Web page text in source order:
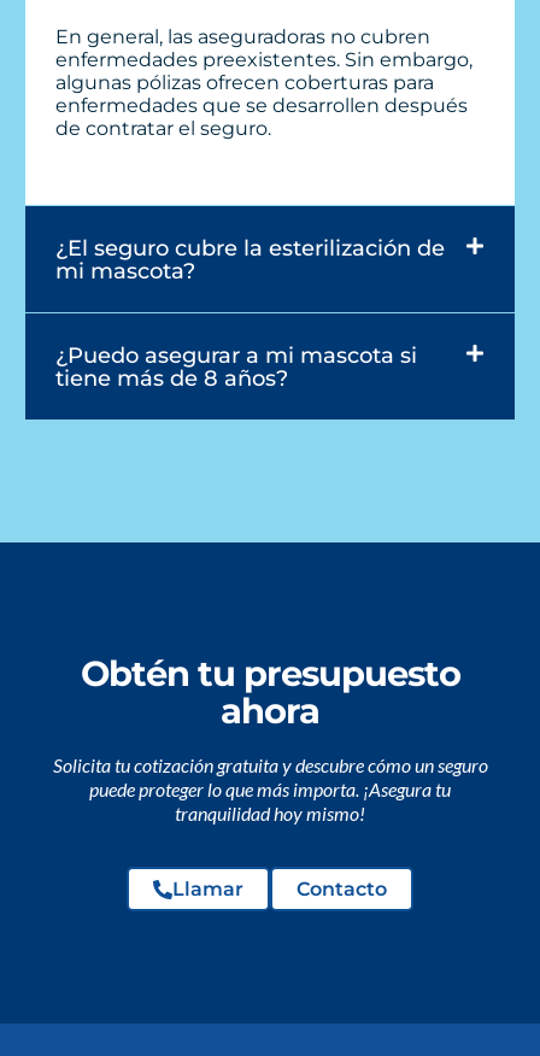
En general, las aseguradoras no cubren
enfermedades preexistentes. Sin embargo,
algunas pólizas ofrecen coberturas para
enfermedades que se desarrollen después
de contratar el seguro.
¿El seguro cubre la esterilización de
mi mascota?
¿Puedo asegurar a mi mascota si
tiene más de 8 años?
Obtén tu presupuesto
ahora
Solicita tu cotización gratuita y descubre cómo un seguro
puede proteger lo que más importa. ¡Asegura tu
tranquilidad hoy mismo!
Llamar Contacto